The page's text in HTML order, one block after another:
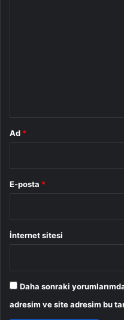
Ad *
E-posta *
İnternet sitesi
Daha sonraki
adresim ve site adresim bu